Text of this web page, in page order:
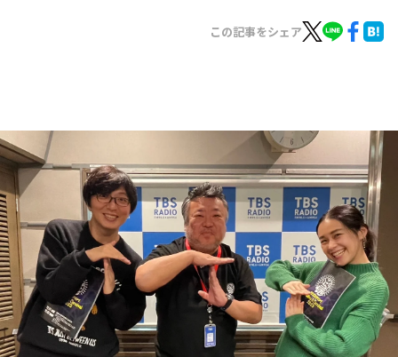
イベント・グッズ
YouTube
会社情報
この記事をシェア